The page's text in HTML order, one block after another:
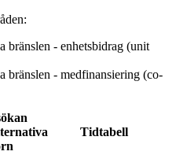
bränslen - enhetsbidrag (unit
bränslen - medfinansiering (co-
Tidtabell